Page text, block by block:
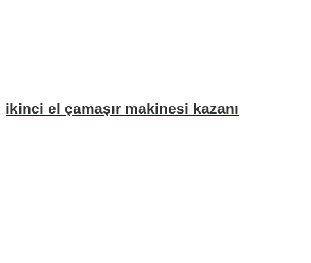
ikinci el çamaşır makinesi kazanı